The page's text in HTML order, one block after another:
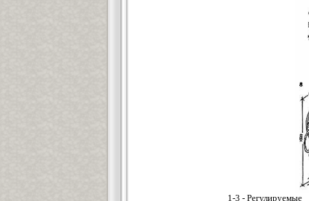
1-3 - Регулируемые